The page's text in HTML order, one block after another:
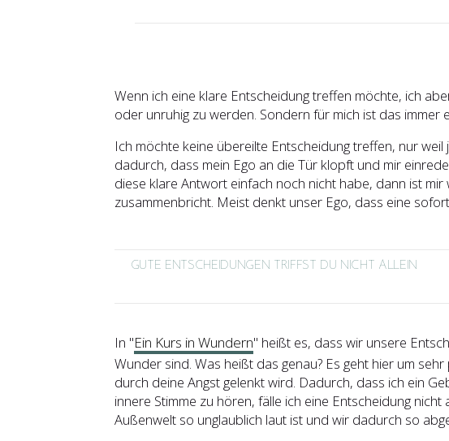
Wenn ich eine klare Entscheidung treffen möchte, ich
oder unruhig zu werden. Sondern für mich ist das immer
Ich möchte keine übereilte Entscheidung treffen, nur
dadurch, dass mein Ego an die Tür klopft und mir
diese klare Antwort einfach noch nicht habe, dann ist
zusammenbricht. Meist denkt unser Ego, dass eine
GUTE ENTSCHEIDUNGEN TRIFFST DU NICHT ALLEIN
In "Ein Kurs in Wundern" heißt es, dass wir unsere
Wunder sind. Was heißt das genau? Es geht hier um
durch deine Angst gelenkt wird. Dadurch, dass ich ein
innere Stimme zu hören, fälle ich eine Entscheidung
Außenwelt so unglaublich laut ist und wir dadurch so